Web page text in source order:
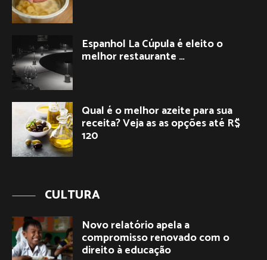
Espanhol La Cúpula é eleito o
melhor restaurante …
Qual é o melhor azeite para sua
receita? Veja as as opções até R$
120
CULTURA
Novo relatório apela a
compromisso renovado com o
direito à educação